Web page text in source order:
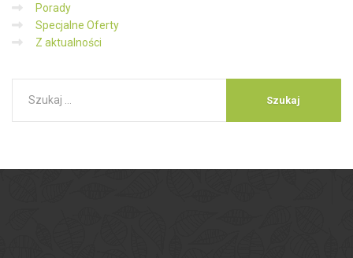
Porady
Specjalne Oferty
Z aktualności